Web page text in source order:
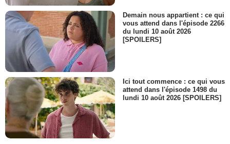
Demain nous appartient : ce qui
vous attend dans l'épisode 2266
du lundi 10 août 2026
[SPOILERS]
Ici tout commence : ce qui vous
attend dans l'épisode 1498 du
lundi 10 août 2026 [SPOILERS]